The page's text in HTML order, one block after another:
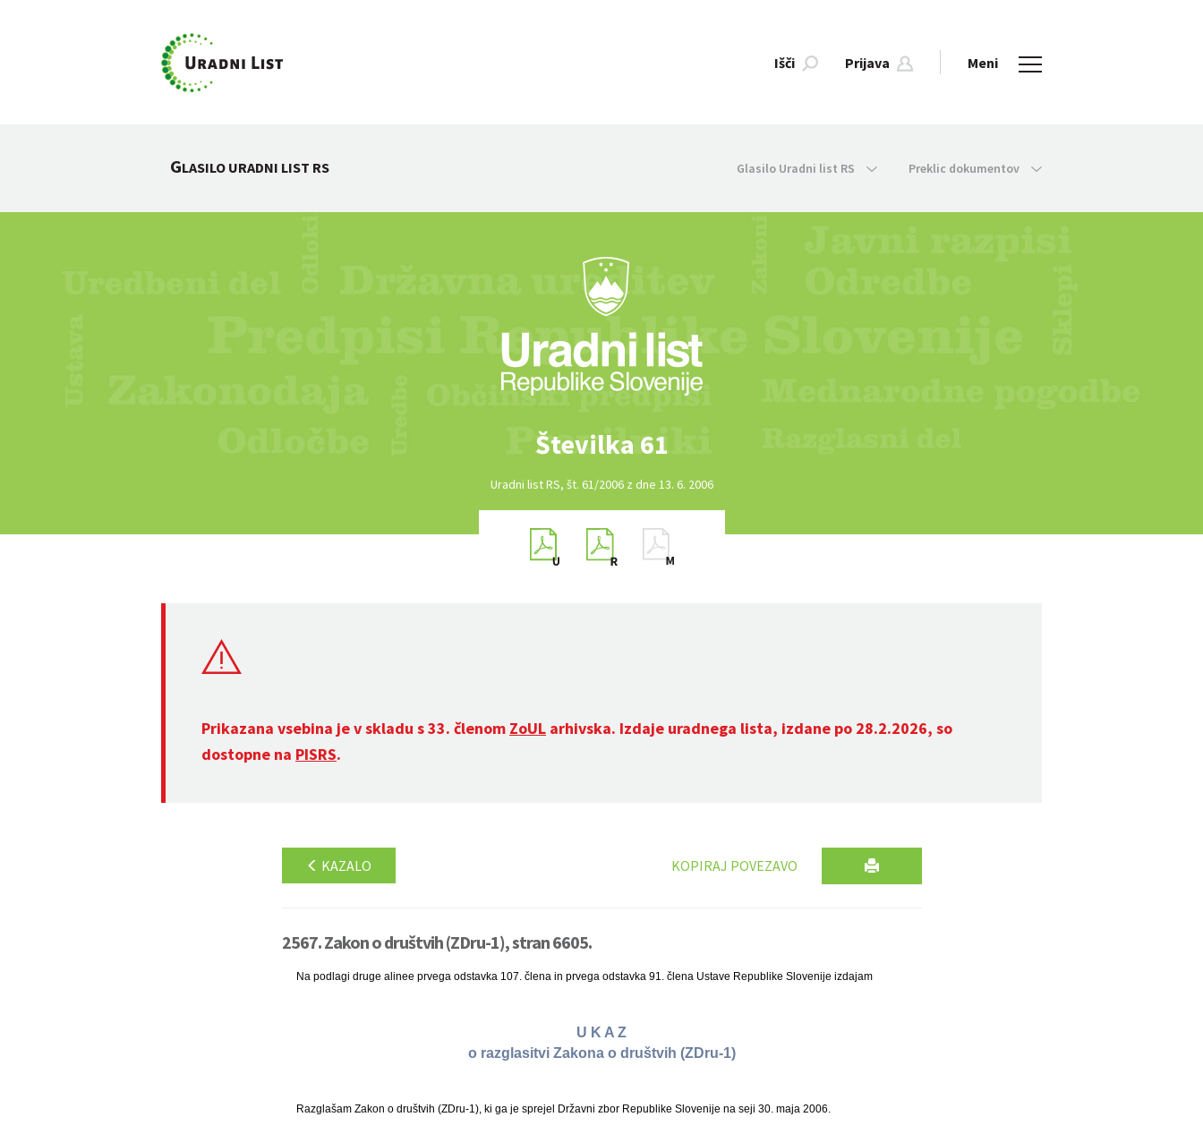
Išči Prijava Meni
GLASILO URADNI LIST RS Glasilo Uradni list RS Preklic dokumentov
Številka 61
Uradni list RS, št. 61/2006 z dne 13. 6. 2006
Prikazana vsebina je v skladu s 33. členom ZoUL arhivska. Izdaje uradnega lista, izdane po 28.2.2026, so
dostopne na PISRS.
KAZALO KOPIRAJ POVEZAVO
2567. Zakon o društvih (ZDru-1), stran 6605.
Na podlagi druge alinee prvega odstavka 107. člena in prvega odstavka 91. člena Ustave Republike Slovenije izdajam
U K A Z
o razglasitvi Zakona o društvih (ZDru-1)
Razglašam Zakon o društvih (ZDru-1), ki ga je sprejel Državni zbor Republike Slovenije na seji 30. maja 2006.